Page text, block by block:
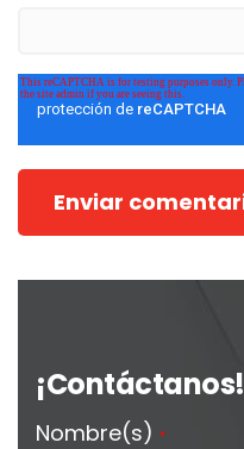
¡Contáctanos!
Nombre(s) *